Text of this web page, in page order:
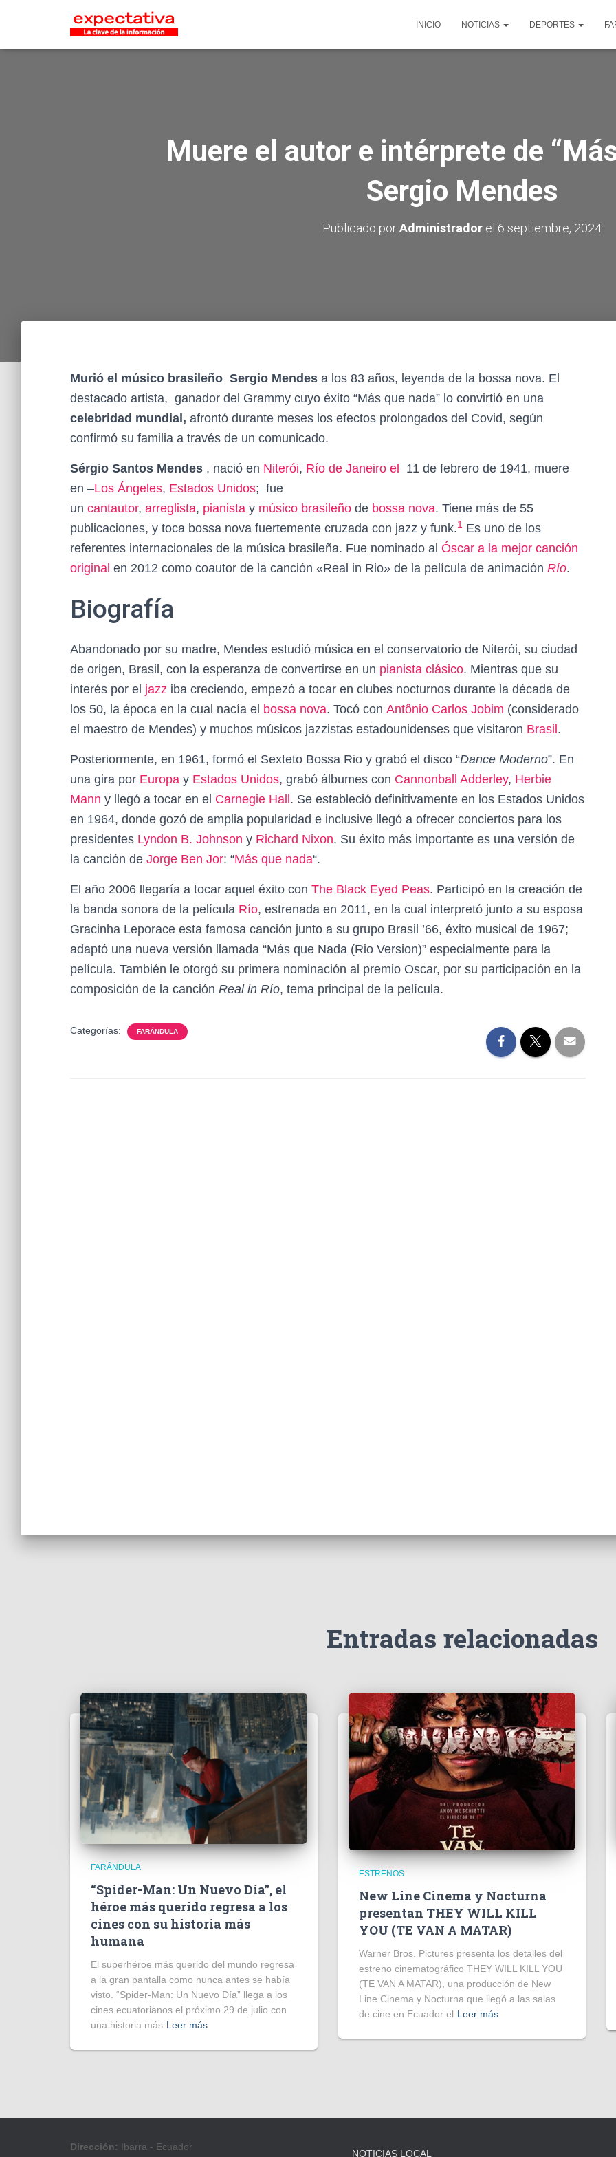
INICIO NOTICIAS DEPORTES
Muere el autor e intérprete de
Sergio Mendes
Publicado porAdministrador el 6 septiembre, 2024
Murió el músico brasileño Sergio Mendes a los 83 años, leyenda de la bossa nova. El
destacado artista, ganador del Grammy cuyo éxito “Más que nada” lo convirtió en una
celebridad mundial, afrontó durante meses los efectos prolongados del Covid, según
confirmó su familia a través de un comunicado.
Sérgio Santos Mendes , nació en Niterói, Río de Janeiro el
11 de febrero de 1941, muere
en –Los Ángeles, Estados Unidos; ​ fue
un cantautor, arreglista, pianista y músico brasileño de bossa nova. Tiene más de 55
publicaciones, y toca bossa nova fuertemente cruzada con jazz y funk.1 ​ Es uno de los
referentes internacionales de la música brasileña. Fue nominado al Óscar a la mejor canción
original en 2012 como coautor de la canción «Real in Rio» de la película de animación Río.
Biografía
Abandonado por su madre, Mendes estudió música en el conservatorio de Niterói, su ciudad
de origen, Brasil ​, con la esperanza de convertirse en un pianista clásico. Mientras que su
interés por el jazz iba creciendo, empezó a tocar en clubes nocturnos durante la década de
los 50, la época en la cual nacía el bossa nova. Tocó con Antônio Carlos Jobim (considerado
el maestro de Mendes) y muchos músicos jazzistas estadounidenses que visitaron Brasil .
Posteriormente, en 1961, formó el Sexteto Bossa Rio y grabó el disco “Dance Moderno”. En
una gira por Europa y Estados Unidos, grabó álbumes con Cannonball Adderley, Herbie
Mann y llegó a tocar en el Carnegie Hall . Se estableció definitivamente en los Estados Unidos
en 1964, donde gozó de amplia popularidad e inclusive llegó a ofrecer conciertos para los
presidentes Lyndon B. Johnson y Richard Nixon. Su éxito más importante es una versión de
la canción de Jorge Ben Jor: “Más que nada“.
El año 2006 llegaría a tocar aquel éxito con The Black Eyed Peas. Participó en la creación de
la banda sonora de la película Río, estrenada en 2011, en la cual interpretó junto a su esposa
Gracinha Leporace esta famosa canción junto a su grupo Brasil ’66, éxito musical de 1967;
adaptó una nueva versión llamada “Más que Nada (Rio Version)” especialmente para la
película. También le otorgó su primera nominación al premio Oscar, por su participación en la
composición de la canción Real in Río, tema principal de la película.
Categorías: FARÁNDULA
Entradas relacionadas
FARÁNDULA
“Spider-Man: Un Nuevo Día”, el
héroe más querido regresa a los
cines con su historia más
humana
El superhéroe más querido del mundo regresa
a la gran pantalla como nunca antes se había
visto. “Spider-Man: Un Nuevo Día” llega a los
cines ecuatorianos el próximo 29 de julio con
una historia más Leer más
ESTRENOS
New Line Cinema y Nocturna
presentan THEY WILL KILL
YOU (TE VAN A MATAR)
Warner Bros. Pictures presenta los detalles del
estreno cinematográfico THEY WILL KILL YOU
(TE VAN A MATAR), una producción de New
Line Cinema y Nocturna que llegó a las salas
de cine en Ecuador el Leer más
Dirección: Ibarra - Ecuador
NOTICIAS LOCAL